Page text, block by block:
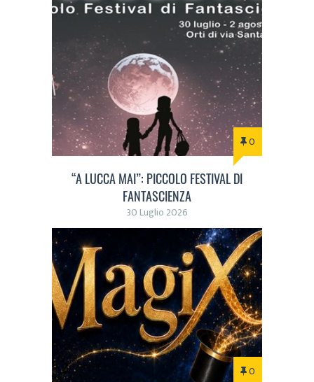
0
“A LUCCA MAI”: PICCOLO FESTIVAL DI
FANTASCIENZA
30 Luglio 2026
0